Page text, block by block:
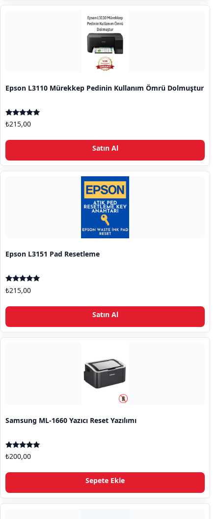
Epson L3110 Mürekkep Pedinin Kullanım Ömrü Dolmuştur
5 üzerinden
5.00
₺215,00
Satın Al
Epson L3151 Pad Resetleme
5 üzerinden
5.00
₺215,00
Satın Al
Samsung ML-1660 Yazıcı Reset Yazılımı
5 üzerinden
5.00
₺200,00
Sepete Ekle